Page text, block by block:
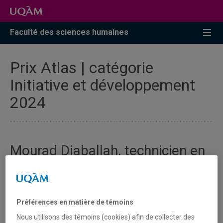
Faculté des sciences humaines
Prix Atlas | catégorie
Initiative et développement
2024
Mourad Djaballah, technicien en
d’un diplôme d’ingénieur en
Préférences en matière de témoins
Nous utilisons des témoins (cookies) afin de collecter des